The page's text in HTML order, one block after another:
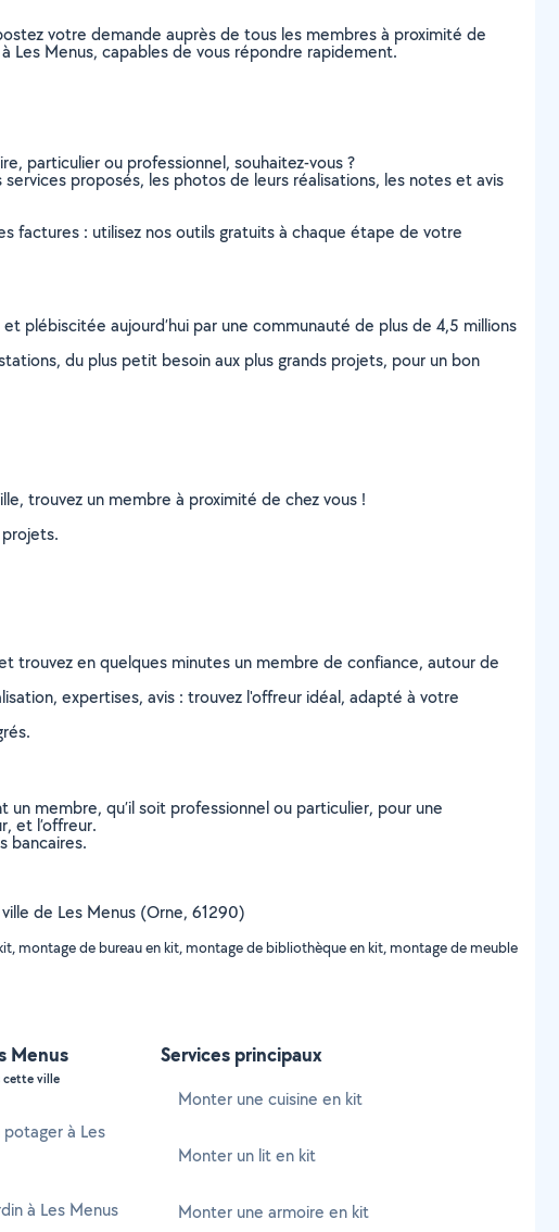
votre demande auprès de tous les membres à proximité de
Les Menus, capables de vous répondre rapidement.
particulier ou professionnel, souhaitez-vous ?
proposés, les photos de leurs réalisations, les notes et avis
factures : utilisez nos outils gratuits à chaque étape de votre
plébiscitée aujourd’hui par une communauté de plus de 4,5 millions
du plus petit besoin aux plus grands projets, pour un bon
trouvez un membre à proximité de chez vous !
trouvez en quelques minutes un membre de confiance, autour de
expertises, avis : trouvez l'offreur idéal, adapté à votre
membre, qu’il soit professionnel ou particulier, pour une
et l’offreur.
bancaires.
de Les Menus (Orne, 61290)
montage de bureau en kit, montage de bibliothèque en kit, montage de meuble
Menus
cette ville
à Les
à Les Menus
Services principaux
Monter une cuisine en kit
Monter un lit en kit
Monter une armoire en kit